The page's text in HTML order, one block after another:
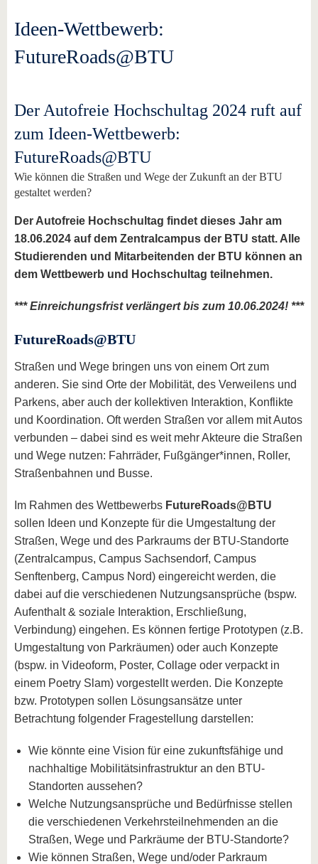
Ideen-Wettbewerb:
FutureRoads@BTU
Der Autofreie Hochschultag 2024 ruft auf
zum Ideen-Wettbewerb:
FutureRoads@BTU
Wie können die Straßen und Wege der Zukunft an der BTU
gestaltet werden?
Der Autofreie Hochschultag findet dieses Jahr am
18.06.2024 auf dem Zentralcampus der BTU statt. Alle
Studierenden und Mitarbeitenden der BTU können an
dem Wettbewerb und Hochschultag teilnehmen.
*** Einreichungsfrist verlängert bis zum 10.06.2024! ***
FutureRoads@BTU
Straßen und Wege bringen uns von einem Ort zum
anderen. Sie sind Orte der Mobilität, des Verweilens und
Parkens, aber auch der kollektiven Interaktion, Konflikte
und Koordination. Oft werden Straßen vor allem mit Autos
verbunden – dabei sind es weit mehr Akteure die Straßen
und Wege nutzen: Fahrräder, Fußgänger*innen, Roller,
Straßenbahnen und Busse.
Im Rahmen des Wettbewerbs FutureRoads@BTU
sollen Ideen und Konzepte für die Umgestaltung der
Straßen, Wege und des Parkraums der BTU-Standorte
(Zentralcampus, Campus Sachsendorf, Campus
Senftenberg, Campus Nord) eingereicht werden, die
dabei auf die verschiedenen Nutzungsansprüche (bspw.
Aufenthalt & soziale Interaktion, Erschließung,
Verbindung) eingehen. Es können fertige Prototypen (z.B.
Umgestaltung von Parkräumen) oder auch Konzepte
(bspw. in Videoform, Poster, Collage oder verpackt in
einem Poetry Slam) vorgestellt werden. Die Konzepte
bzw. Prototypen sollen Lösungsansätze unter
Betrachtung folgender Fragestellung darstellen:
Wie könnte eine Vision für eine zukunftsfähige und
nachhaltige Mobilitätsinfrastruktur an den BTU-
Standorten aussehen?
Welche Nutzungsansprüche und Bedürfnisse stellen
die verschiedenen Verkehrsteilnehmenden an die
Straßen, Wege und Parkräume der BTU-Standorte?
Wie können Straßen, Wege und/oder Parkraum